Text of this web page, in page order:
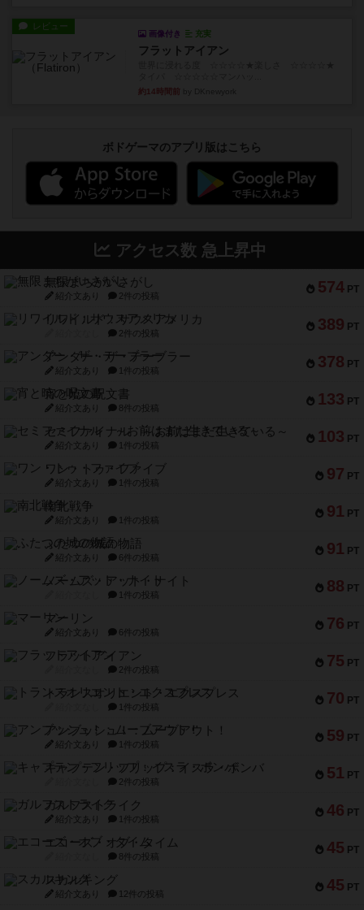
レビュー
画像付き 充実
フラットアイアン
約14時間前
ボドゲーマのアプリ版はこちら
アクセス数 急上昇中
574 PT
無限まちがいさがし
紹介文あり 2件の投稿
389 PT
リワイルド：サウスアメリカ
2件の投稿
378 PT
アンダー・ザ・テーブラー
紹介文あり 1件の投稿
133 PT
宵と暁の呪文書
紹介文あり 8件の投稿
103 PT
セミファイナル ～お前はまだ生きている～
紹介文あり 1件の投稿
97 PT
ワン・トゥ・ファイブ
紹介文あり 1件の投稿
91 PT
南北戦争
紹介文あり 1件の投稿
91 PT
ふたつの城の物語
紹介文あり 6件の投稿
88 PT
ノームズ・アット・ナイト
1件の投稿
76 PT
マーリン
紹介文あり 6件の投稿
75 PT
フラットアイアン
2件の投稿
70 PT
トランスオリエント・エクスプレス
1件の投稿
59 PT
アンブッシュ！：ムーブアウト！
紹介文あり 1件の投稿
51 PT
キャプテン・フリップ：イスラ・ボンバ
2件の投稿
46 PT
ガルフストライク
紹介文あり 1件の投稿
45 PT
エコーズ・オブ・タイム
8件の投稿
45 PT
スカルキング
紹介文あり 12件の投稿